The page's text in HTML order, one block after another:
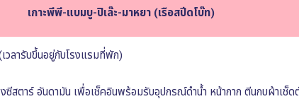
เกาะพีพี-แบมบู-ปิเล๊ะ-มาหยา (เรือสปีดโบ๊ท)
วลารับขึ้นอยู่กับโรงแรมที่พัก)
สตาร์ อันดามัน เพื่อเช็คอินพร้อมรับอุปกรณ์ดำน้ำ หน้ากาก ตีนกบผ้าเช็ด